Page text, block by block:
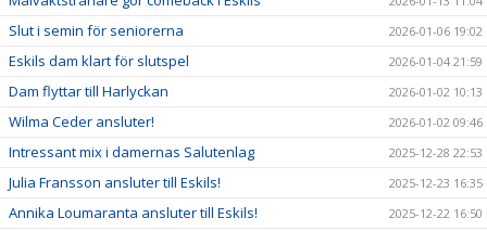
Slut i semin för seniorerna 2026-01-06 19:02
Eskils dam klart för slutspel 2026-01-04 21:59
Dam flyttar till Harlyckan 2026-01-02 10:13
Wilma Ceder ansluter! 2026-01-02 09:46
Intressant mix i damernas Salutenlag 2025-12-28 22:53
Julia Fransson ansluter till Eskils! 2025-12-23 16:35
Annika Loumaranta ansluter till Eskils! 2025-12-22 16:50